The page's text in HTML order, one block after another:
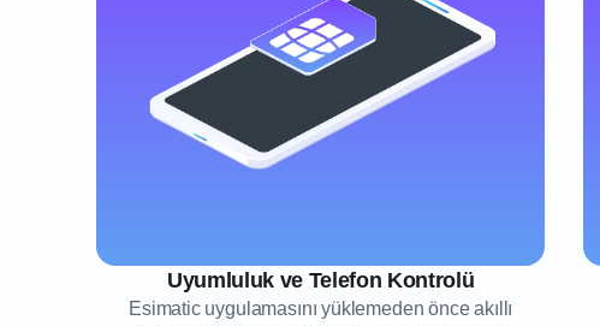
Uyumluluk ve Telefon Kontrolü
Esimatic uygulamasını yüklemeden önce akıllı